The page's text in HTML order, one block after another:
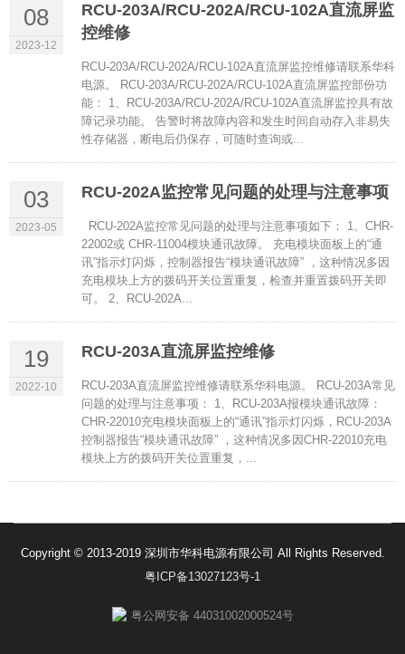
08
2023-12
RCU-203A/RCU-202A/RCU-102A直流屏监
控维修
RCU-203A/RCU-202A/RCU-102A直流屏监控维修请联系华科
电源。 RCU-203A/RCU-202A/RCU-102A直流屏监控部份功
能： 1、RCU-203A/RCU-202A/RCU-102A直流屏监控具有故
障记录功能。 告警时将故障内容和发生时间自动存入非易失
性存储器，断电后仍保存，可随时查询或...
03
2023-05
RCU-202A监控常见问题的处理与注意事项
RCU-202A监控常见问题的处理与注意事项如下： 1、CHR-
22002或 CHR-11004模块通讯故障。 充电模块面板上的“通
讯”指示灯闪烁，控制器报告“模块通讯故障” ，这种情况多因
充电模块上方的拨码开关位置重复，检查并重置拨码开关即
可。 2、RCU-202A...
19
2022-10
RCU-203A直流屏监控维修
RCU-203A直流屏监控维修请联系华科电源。 RCU-203A常见
问题的处理与注意事项： 1、RCU-203A报模块通讯故障：
CHR-22010充电模块面板上的“通讯”指示灯闪烁，RCU-203A
控制器报告“模块通讯故障” ，这种情况多因CHR-22010充电
模块上方的拨码开关位置重复，...
Copyright © 2013-2019 深圳市华科电源有限公司 All Rights Reserved.
粤ICP备13027123号-1
粤公网安备 44031002000524号